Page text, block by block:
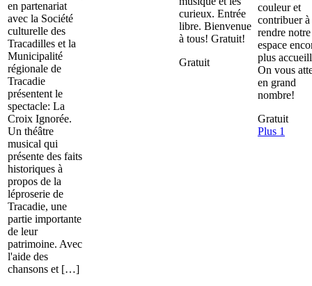
en partenariat
avec la Société
culturelle des
Tracadilles et la
Municipalité
régionale de
Tracadie
présentent le
spectacle: La
Croix Ignorée.
Un théâtre
musical qui
présente des faits
historiques à
propos de la
léproserie de
Tracadie, une
partie importante
de leur
patrimoine. Avec
l'aide des
chansons et […]
curieux. Entrée
libre. Bienvenue
à tous! Gratuit!
Gratuit
couleur et
contribuer à
rendre notre
espace
plus
On vous
en grand
nombre!
Gratuit
Plus 1